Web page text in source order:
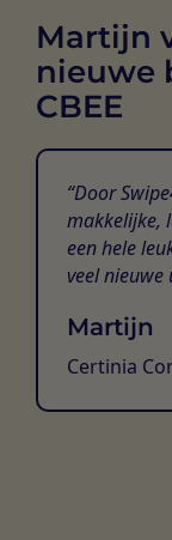
Martijn
nieuwe
CBEE
Door
makkelijke,
een hele
veel
Martijn
Certinia